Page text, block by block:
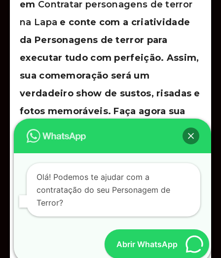
em Contratar personagens de terror
na Lapa e conte com a criatividade
da Personagens de terror para
executar tudo com perfeição. Assim,
sua comemoração será um
verdadeiro show de sustos, risadas e
fotos memoráveis. Faça agora sua
reserva para personagens de terror
inesquecíveis. Descubra tudo sobre
personagens de halloween para
alphavilleclicando aqui. Veja mais
sobre agência para contratar papai
noel para noite de natal com
Contratar Papai Noel
Olá! Podemos te ajudar com a
contratação do seu Personagem de
Terror?
Abrir WhatsApp